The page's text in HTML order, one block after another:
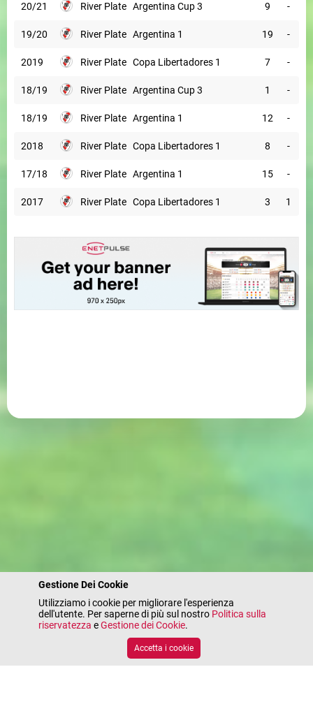
20/21 River Plate Argentina Cup 3 9 -
19/20 River Plate Argentina 1 19 -
2019 River Plate Copa Libertadores 1 7 -
18/19 River Plate Argentina Cup 3 1 -
18/19 River Plate Argentina 1 12 -
2018 River Plate Copa Libertadores 1 8 -
17/18 River Plate Argentina 1 15 -
2017 River Plate Copa Libertadores 1 3 1
Gestione Dei Cookie
Utilizziamo i cookie per migliorare l'esperienza
dell'utente. Per saperne di più sul nostro Politica sulla
riservatezza eGestione dei Cookie.
Accetta i cookie